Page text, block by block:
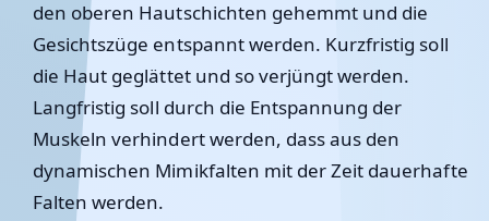
den oberen Hautschichten gehemmt und die
Gesichtszüge entspannt werden. Kurzfristig soll
die Haut geglättet und so verjüngt werden.
Langfristig soll durch die Entspannung der
Muskeln verhindert werden, dass aus den
dynamischen Mimikfalten mit der Zeit dauerhafte
Falten werden.